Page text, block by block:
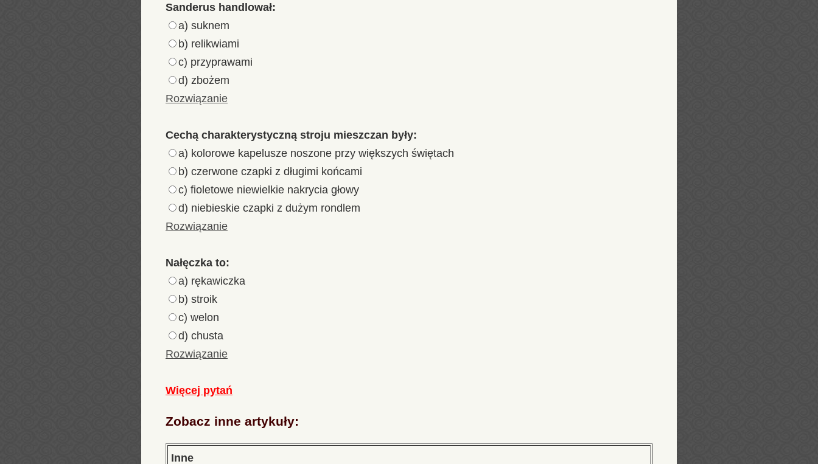
Sanderus handlował:
a) suknem
b) relikwiami
c) przyprawami
d) zbożem
Rozwiązanie
Cechą charakterystyczną stroju mieszczan były:
a) kolorowe kapelusze noszone przy większych świętach
b) czerwone czapki z długimi końcami
c) fioletowe niewielkie nakrycia głowy
d) niebieskie czapki z dużym rondlem
Rozwiązanie
Nałęczka to:
a) rękawiczka
b) stroik
c) welon
d) chusta
Rozwiązanie
Więcej pytań
Zobacz inne artykuły:
Inne